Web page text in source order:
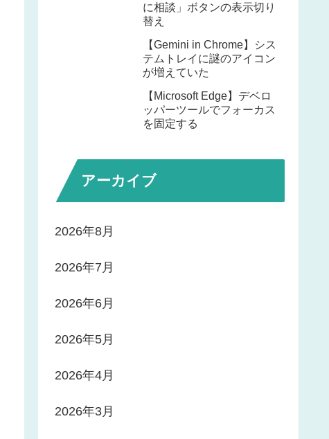
に相談」ボタンの表示切り
替え
【Gemini in Chrome】シス
テムトレイに謎のアイコン
が増えていた
【Microsoft Edge】デベロ
ッパーツールでフォーカス
を固定する
アーカイブ
2026年8月
2026年7月
2026年6月
2026年5月
2026年4月
2026年3月